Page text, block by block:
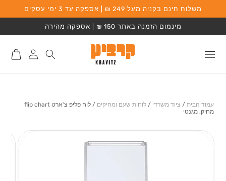
המשך לתוכן
משלוח חינם בקניה מעל 249 ₪ | אספקה עד 3 ימי עסקים
מינמום הזמנה באתר 150 ₪ | אספקה מהירה
התחברות
לאתר
סל
קניות
עמוד הבית / ציוד משרדי / לוחות שעם ומחיקים /
לוח פליפ צ'ארט flip chart
מחיק, מגנטי
מעבר למידע על